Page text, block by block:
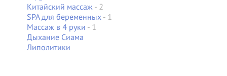
Китайский массаж- 2
SPA для беременных- 1
Массаж в 4 руки - 1
Дыхание Сиама
Липолитики